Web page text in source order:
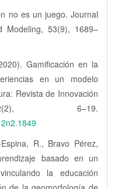
no es un juego. Journal
Modeling, 53(9), 1689–
Gamificación en la
en un modelo
Revista de Innovación
6–19.
R., Bravo Pérez,
basado en un
la educación